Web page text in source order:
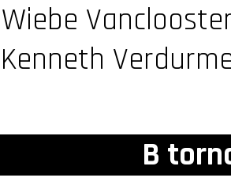
Wiebe
Kenneth
B